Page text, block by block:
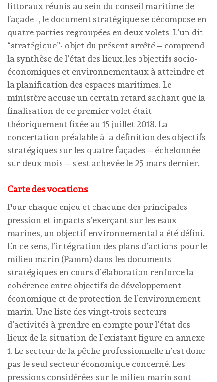
littoraux réunis au sein du conseil maritime de
façade -, le document stratégique se décompose en
quatre parties regroupées en deux volets. L’un dit
“stratégique”- objet du présent arrêté – comprend
la synthèse de l’état des lieux, les objectifs socio-
économiques et environnementaux à atteindre et
la planification des espaces maritimes. Le
ministère accuse un certain retard sachant que la
finalisation de ce premier volet était
théoriquement fixée au 15 juillet 2018. La
concertation préalable à la définition des objectifs
stratégiques sur les quatre façades – échelonnée
sur deux mois – s’est achevée le 25 mars dernier.
Carte des vocations
Pour chaque enjeu et chacune des principales
pression et impacts s’exerçant sur les eaux
marines, un objectif environnemental a été défini.
En ce sens, l’intégration des plans d’actions pour le
milieu marin (Pamm) dans les documents
stratégiques en cours d’élaboration renforce la
cohérence entre objectifs de développement
économique et de protection de l’environnement
marin. Une liste des vingt-trois secteurs
d’activités à prendre en compte pour l’état des
lieux de la situation de l’existant figure en annexe
1. Le secteur de la pêche professionnelle n’est donc
pas le seul secteur économique concerné. Les
pressions considérées sur le milieu marin sont